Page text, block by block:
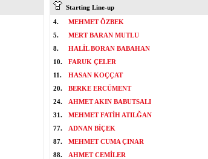
Starting Line-up
4.
MEHMET ÖZBEK
5.
MERT BARAN MUTLU
8.
HALİL BORAN BABAHAN
10.
FARUK ÇELER
11.
HASAN KOÇÇAT
20.
BERKE ERCÜMENT
24.
AHMET AKIN BABUTSALI
31.
MEHMET FATİH ATILĞAN
77.
ADNAN BİÇEK
87.
MEHMET CUMA ÇINAR
88.
AHMET CEMİLER